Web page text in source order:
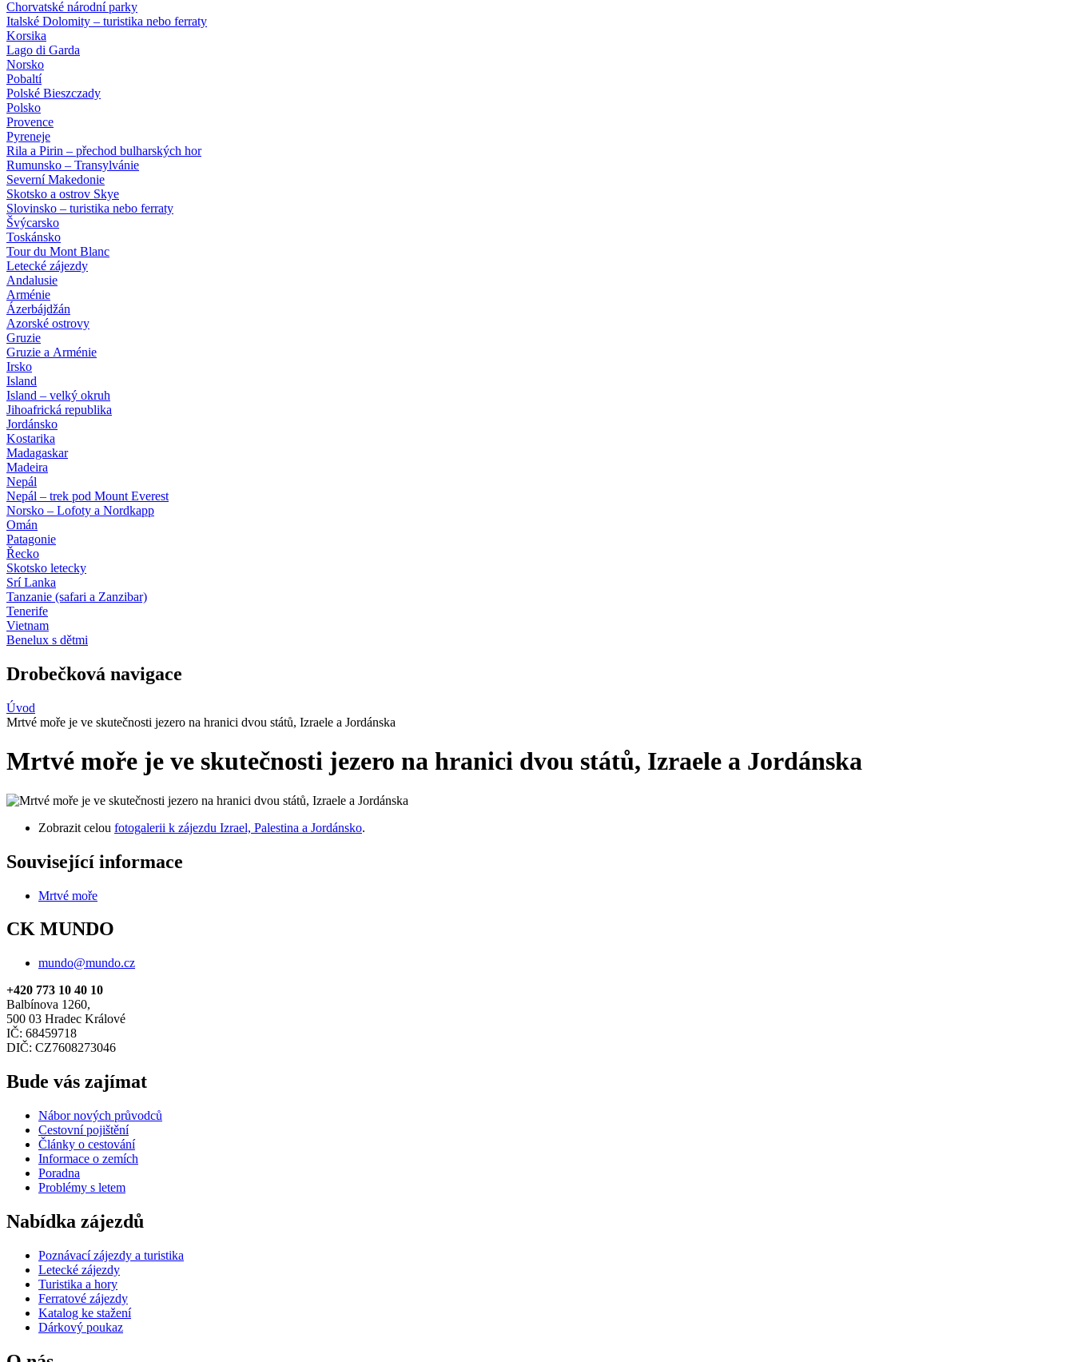
Chorvatské národní parky
Italské Dolomity – turistika nebo ferraty
Korsika
Lago di Garda
Norsko
Pobaltí
Polské Bieszczady
Polsko
Provence
Pyreneje
Rila a Pirin – přechod bulharských hor
Rumunsko – Transylvánie
Severní Makedonie
Skotsko a ostrov Skye
Slovinsko – turistika nebo ferraty
Švýcarsko
Toskánsko
Tour du Mont Blanc
Letecké zájezdy
Andalusie
Arménie
Ázerbájdžán
Azorské ostrovy
Gruzie
Gruzie a Arménie
Irsko
Island
Island – velký okruh
Jihoafrická republika
Jordánsko
Kostarika
Madagaskar
Madeira
Nepál
Nepál – trek pod Mount Everest
Norsko – Lofoty a Nordkapp
Omán
Patagonie
Řecko
Skotsko letecky
Srí Lanka
Tanzanie (safari a Zanzibar)
Tenerife
Vietnam
Benelux s dětmi
Drobečková navigace
Úvod
Mrtvé moře je ve skutečnosti jezero na hranici dvou států, Izraele a Jordánska
Mrtvé moře je ve skutečnosti jezero na hranici dvou států, Izraele a Jordánska
Zobrazit celou fotogalerii k zájezdu Izrael, Palestina a Jordánsko.
Související informace
Mrtvé moře
CK MUNDO
mundo@mundo.cz
+420 773 10 40 10
Balbínova 1260,
500 03 Hradec Králové
IČ: 68459718
DIČ: CZ7608273046
Bude vás zajímat
Nábor nových průvodců
Cestovní pojištění
Články o cestování
Informace o zemích
Poradna
Problémy s letem
Nabídka zájezdů
Poznávací zájezdy a turistika
Letecké zájezdy
Turistika a hory
Ferratové zájezdy
Katalog ke stažení
Dárkový poukaz